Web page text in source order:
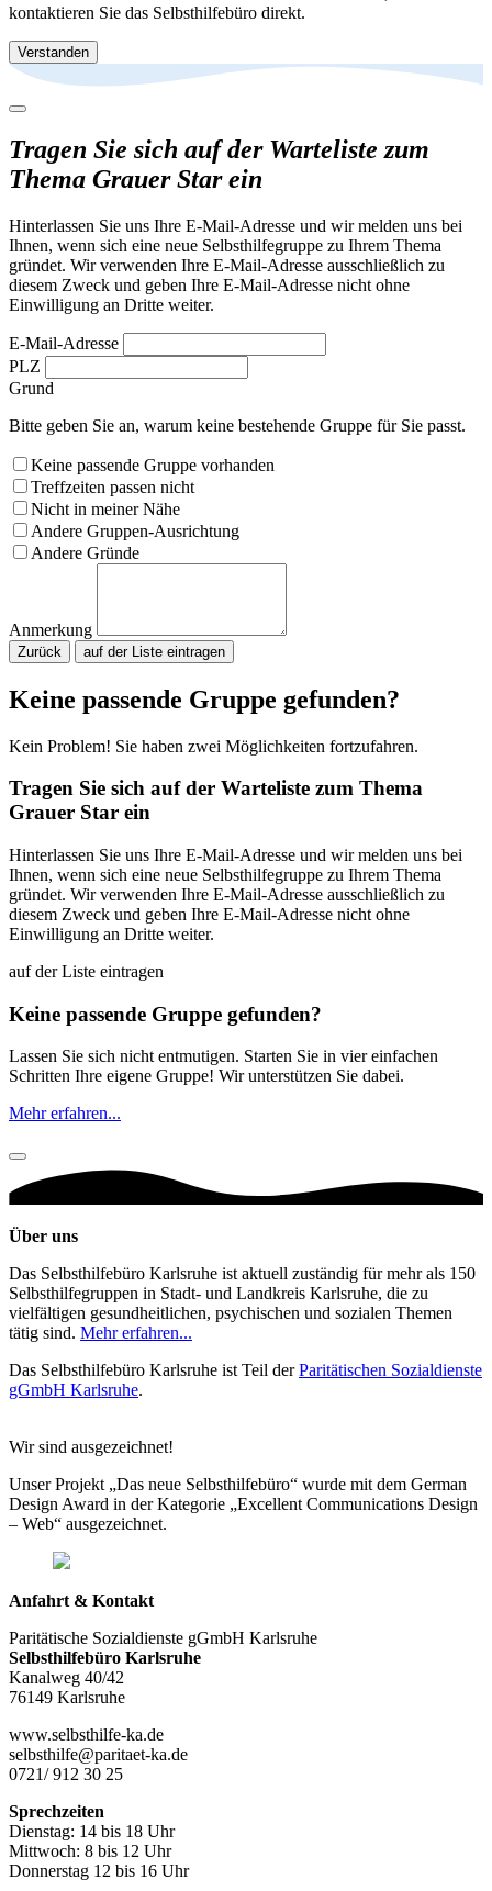
kontaktieren Sie das Selbsthilfebüro direkt.
Verstanden
Tragen Sie sich auf der Warteliste zum
Thema Grauer Star ein
Hinterlassen Sie uns Ihre E-Mail-Adresse und wir melden uns bei
Ihnen, wenn sich eine neue Selbsthilfegruppe zu Ihrem Thema
gründet. Wir verwenden Ihre E-Mail-Adresse ausschließlich zu
diesem Zweck und geben Ihre E-Mail-Adresse nicht ohne
Einwilligung an Dritte weiter.
E-Mail-Adresse
PLZ
Grund
Bitte geben Sie an, warum keine bestehende Gruppe für Sie passt.
Keine passende Gruppe vorhanden
Treffzeiten passen nicht
Nicht in meiner Nähe
Andere Gruppen-Ausrichtung
Andere Gründe
Anmerkung
Zurück
Keine passende Gruppe gefunden?
Kein Problem! Sie haben zwei Möglichkeiten fortzufahren.
Tragen Sie sich auf der Warteliste zum Thema
Grauer Star ein
Hinterlassen Sie uns Ihre E-Mail-Adresse und wir melden uns bei
Ihnen, wenn sich eine neue Selbsthilfegruppe zu Ihrem Thema
gründet. Wir verwenden Ihre E-Mail-Adresse ausschließlich zu
diesem Zweck und geben Ihre E-Mail-Adresse nicht ohne
Einwilligung an Dritte weiter.
auf der Liste eintragen
Keine passende Gruppe gefunden?
Lassen Sie sich nicht entmutigen. Starten Sie in vier einfachen
Schritten Ihre eigene Gruppe! Wir unterstützen Sie dabei.
Mehr erfahren...
Über uns
Das Selbsthilfebüro Karlsruhe ist aktuell zuständig für mehr als 150
Selbsthilfegruppen in Stadt- und Landkreis Karlsruhe, die zu
vielfältigen gesundheitlichen, psychischen und sozialen Themen
tätig sind. Mehr erfahren...
Das Selbsthilfebüro Karlsruhe ist Teil derParitätischen Sozialdienste
gGmbH Karlsruhe.
Wir sind ausgezeichnet!
Unser Projekt „Das neue Selbsthilfebüro“ wurde mit dem German
Design Award in der Kategorie „Excellent Communications Design
– Web“ ausgezeichnet.
Anfahrt & Kontakt
Paritätische Sozialdienste gGmbH Karlsruhe
Selbsthilfebüro Karlsruhe
Kanalweg 40/42
76149 Karlsruhe
www.selbsthilfe-ka.de
selbsthilfe@paritaet-ka.de
0721/ 912 30 25
Sprechzeiten
Dienstag: 14 bis 18 Uhr
Mittwoch: 8 bis 12 Uhr
Donnerstag 12 bis 16 Uhr